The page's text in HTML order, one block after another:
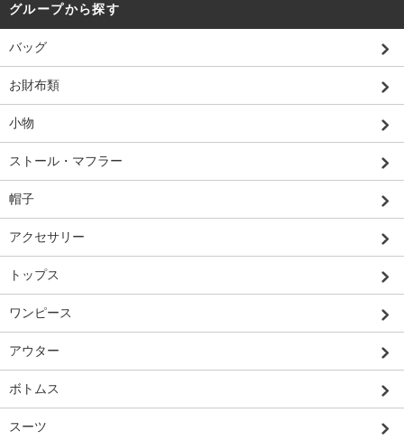
グループから探す
バッグ
お財布類
小物
ストール・マフラー
帽子
アクセサリー
トップス
ワンピース
アウター
ボトムス
スーツ